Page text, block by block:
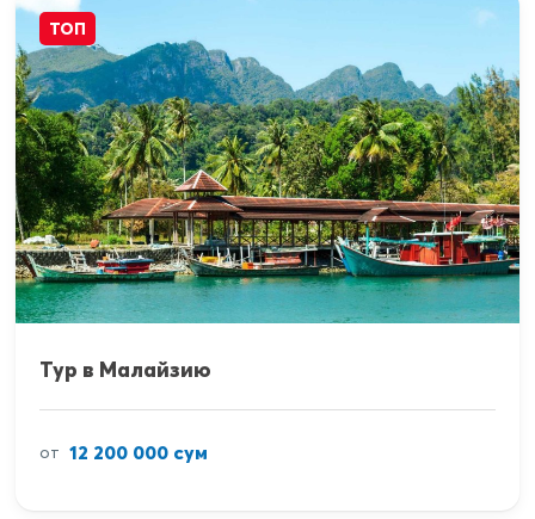
ТОП
Тур в Малайзию
от 12 200 000 сум